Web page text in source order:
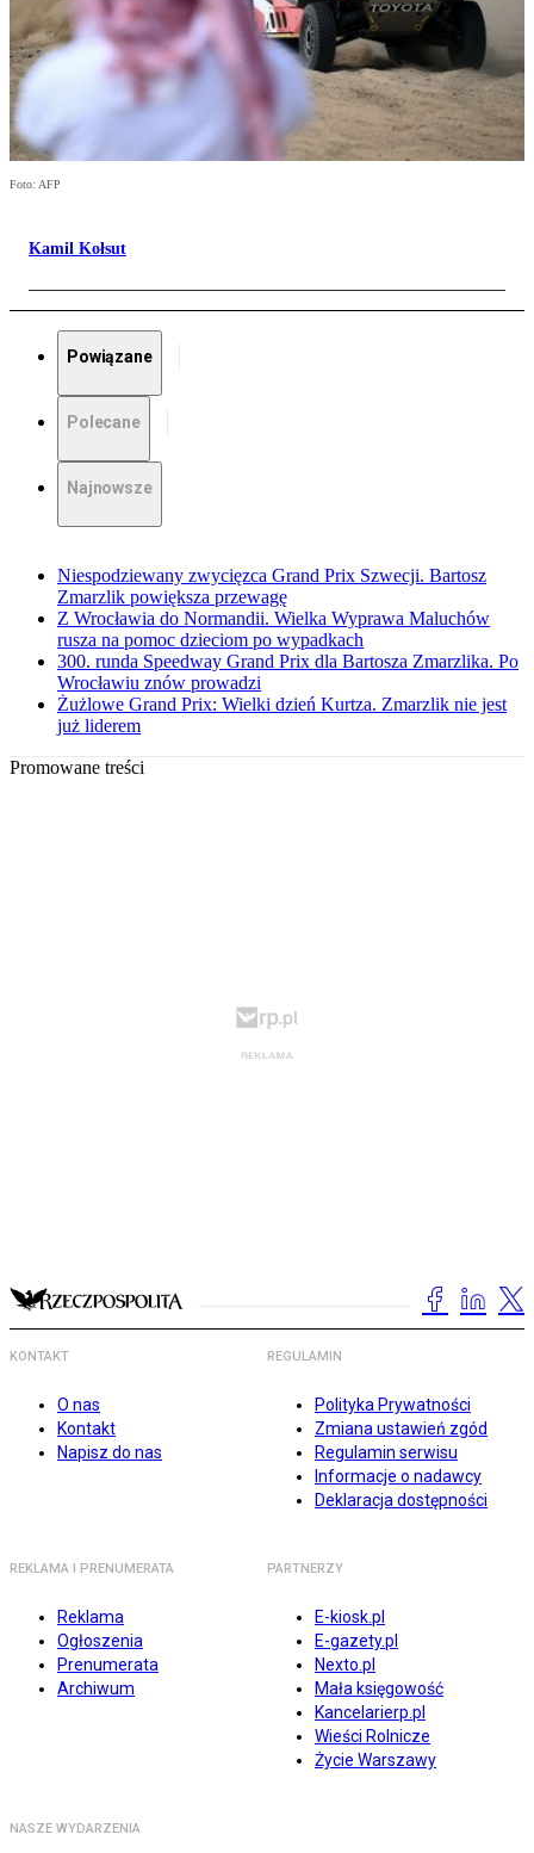
Foto: AFP
Kamil Kołsut
Powiązane
Polecane
Najnowsze
Niespodziewany zwycięzca Grand Prix Szwecji. Bartosz
Zmarzlik powiększa przewagę
Z Wrocławia do Normandii. Wielka Wyprawa Maluchów
rusza na pomoc dzieciom po wypadkach
300. runda Speedway Grand Prix dla Bartosza Zmarzlika. Po
Wrocławiu znów prowadzi
Żużlowe Grand Prix: Wielki dzień Kurtza. Zmarzlik nie jest
już liderem
Promowane treści
KONTAKT
O nas
Kontakt
Napisz do nas
REGULAMIN
Polityka Prywatności
Zmiana ustawień zgód
Regulamin serwisu
Informacje o nadawcy
Deklaracja dostępności
REKLAMA I PRENUMERATA
Reklama
Ogłoszenia
Prenumerata
Archiwum
PARTNERZY
E-kiosk.pl
E-gazety.pl
Nexto.pl
Mała księgowość
Kancelarierp.pl
Wieści Rolnicze
Życie Warszawy
NASZE WYDARZENIA